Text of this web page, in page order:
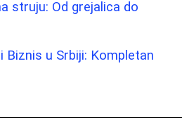
struju: Od grejalica do
Biznis u Srbiji: Kompletan